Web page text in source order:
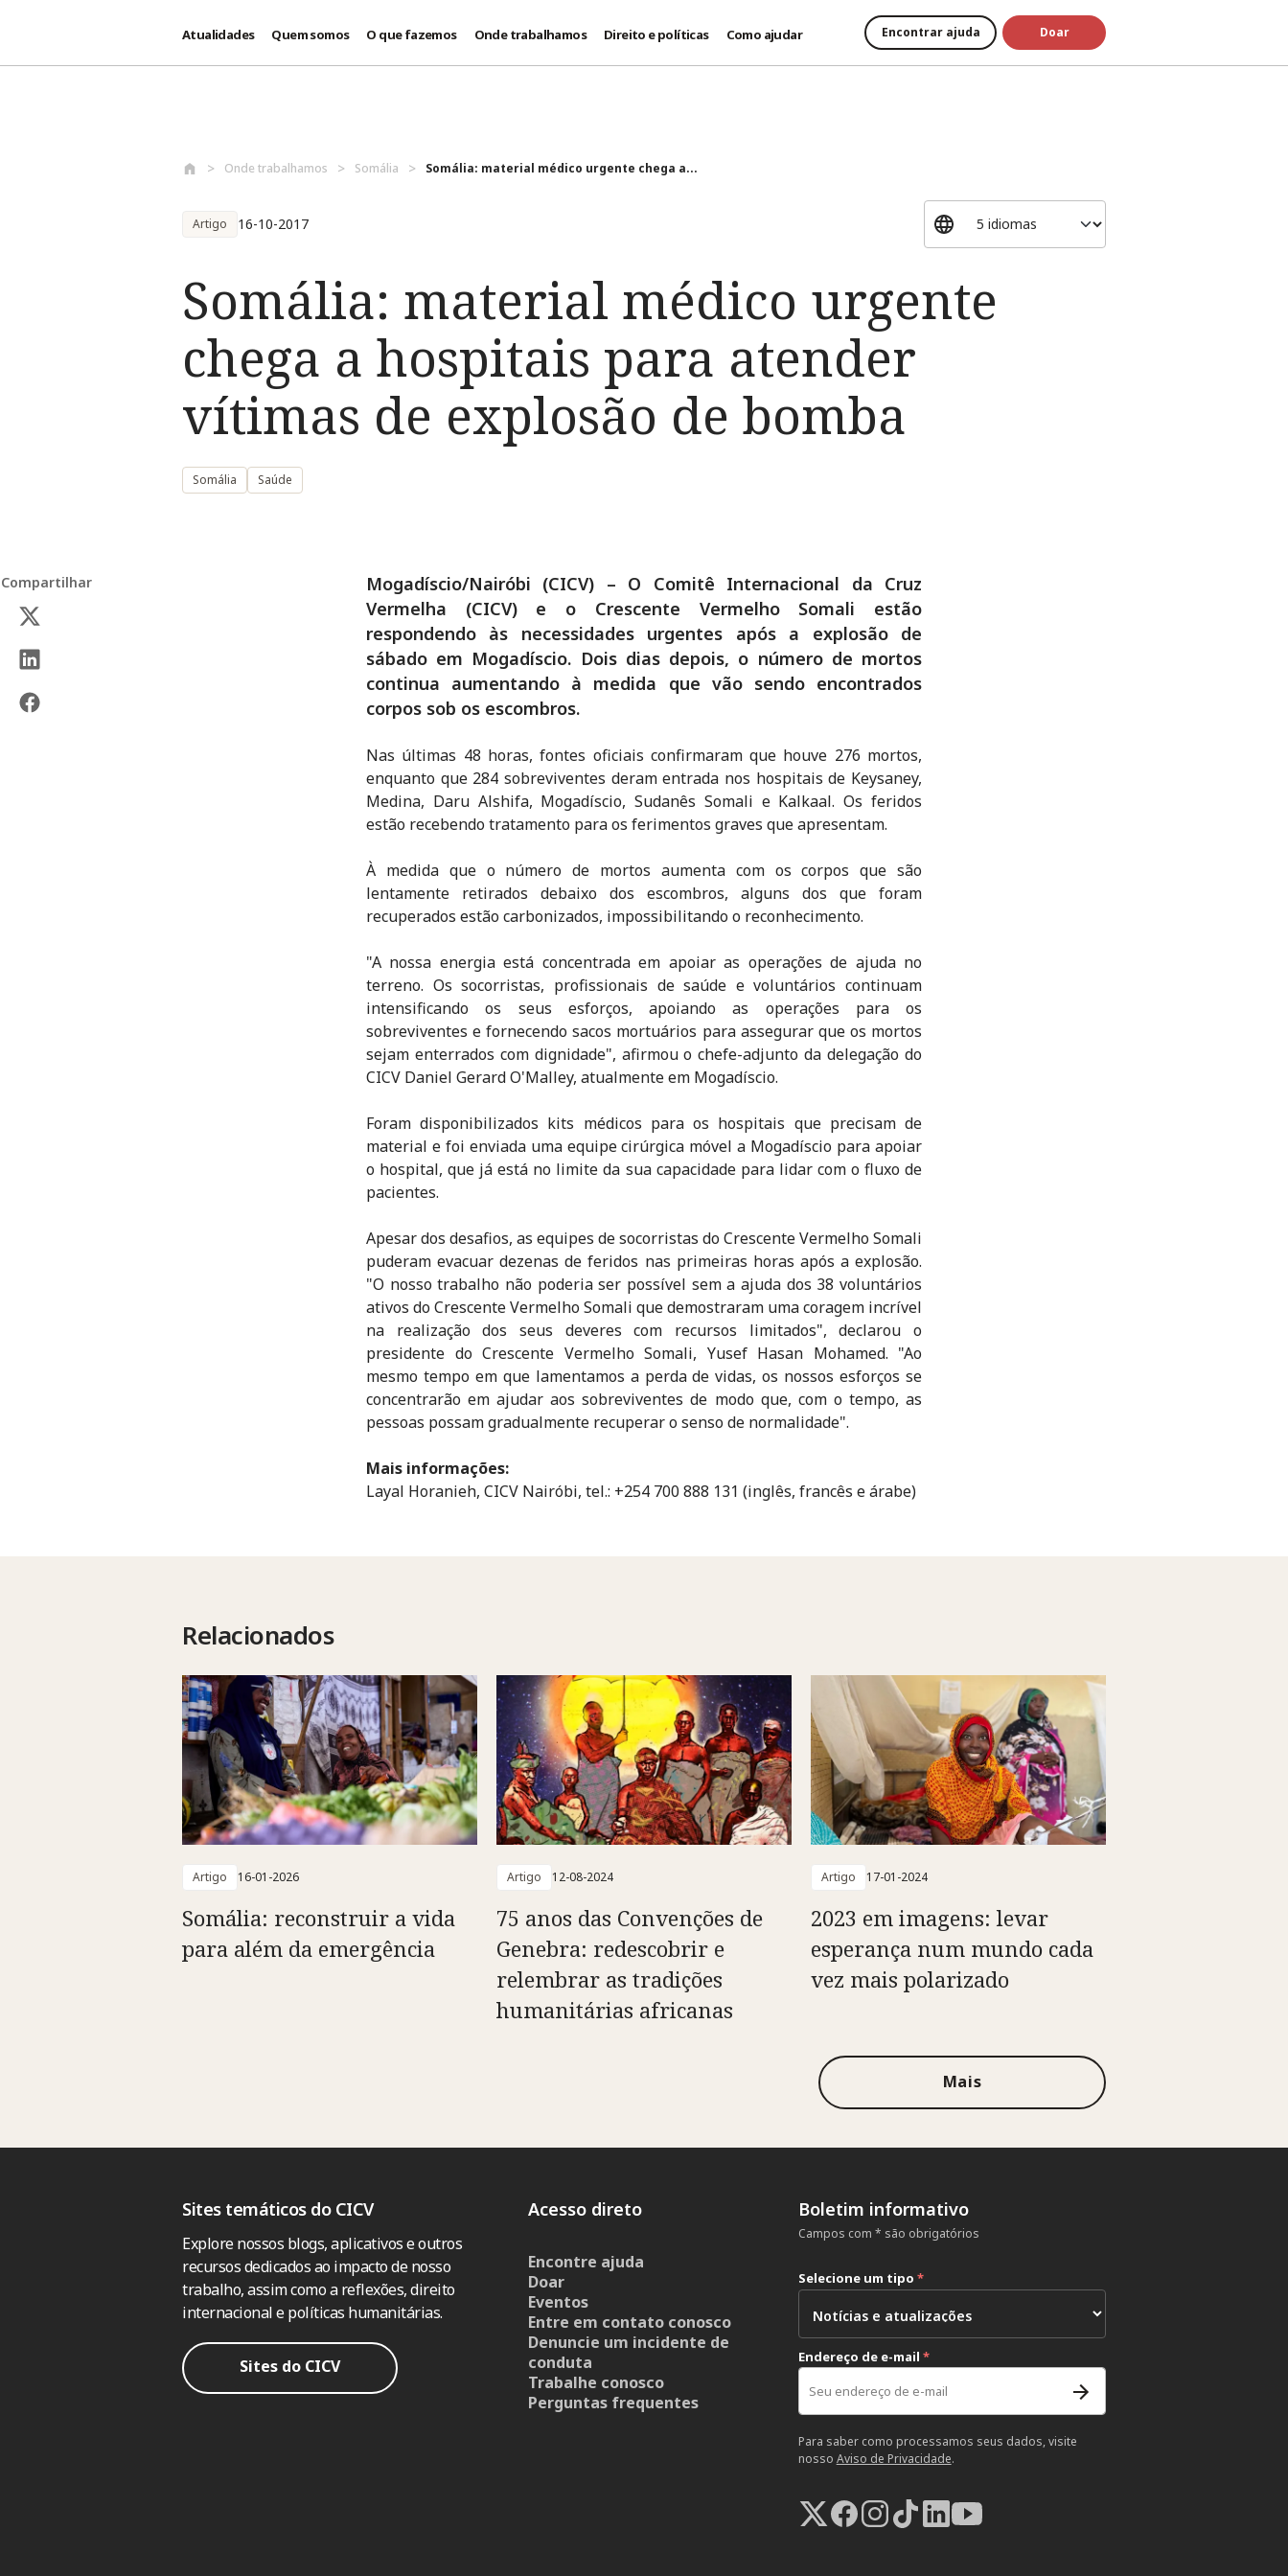
Atualidades Quem somos O que fazemos Onde trabalhamos Direito e políticas Como ajudar Encontrar ajuda Doar
Onde trabalhamos Somália Somália: material médico urgente chega a...
Artigo 16-10-2017
Somália: material médico urgente
chega a hospitais para atender
vítimas de explosão de bomba
Somália Saúde
Compartilhar
Mogadíscio/Nairóbi (CICV) – O Comitê Internacional da Cruz
Vermelha (CICV) e o Crescente Vermelho Somali estão
respondendo às necessidades urgentes após a explosão de
sábado em Mogadíscio. Dois dias depois, o número de mortos
continua aumentando à medida que vão sendo encontrados
corpos sob os escombros.
Nas últimas 48 horas, fontes oficiais confirmaram que houve 276 mortos,
enquanto que 284 sobreviventes deram entrada nos hospitais de Keysaney,
Medina, Daru Alshifa, Mogadíscio, Sudanês Somali e Kalkaal. Os feridos
estão recebendo tratamento para os ferimentos graves que apresentam.
À medida que o número de mortos aumenta com os corpos que são
lentamente retirados debaixo dos escombros, alguns dos que foram
recuperados estão carbonizados, impossibilitando o reconhecimento.
"A nossa energia está concentrada em apoiar as operações de ajuda no
terreno. Os socorristas, profissionais de saúde e voluntários continuam
intensificando os seus esforços, apoiando as operações para os
sobreviventes e fornecendo sacos mortuários para assegurar que os mortos
sejam enterrados com dignidade", afirmou o chefe-adjunto da delegação do
CICV Daniel Gerard O'Malley, atualmente em Mogadíscio.
Foram disponibilizados kits médicos para os hospitais que precisam de
material e foi enviada uma equipe cirúrgica móvel a Mogadíscio para apoiar
o hospital, que já está no limite da sua capacidade para lidar com o fluxo de
pacientes.
Apesar dos desafios, as equipes de socorristas do Crescente Vermelho Somali
puderam evacuar dezenas de feridos nas primeiras horas após a explosão.
"O nosso trabalho não poderia ser possível sem a ajuda dos 38 voluntários
ativos do Crescente Vermelho Somali que demostraram uma coragem incrível
na realização dos seus deveres com recursos limitados", declarou o
presidente do Crescente Vermelho Somali, Yusef Hasan Mohamed. "Ao
mesmo tempo em que lamentamos a perda de vidas, os nossos esforços se
concentrarão em ajudar aos sobreviventes de modo que, com o tempo, as
pessoas possam gradualmente recuperar o senso de normalidade".
Mais informações:
Layal Horanieh, CICV Nairóbi, tel.: +254 700 888 131 (inglês, francês e árabe)
Relacionados
Artigo 16-01-2026
Somália: reconstruir a vida
para além da emergência
Artigo 12-08-2024
75 anos das Convenções de
Genebra: redescobrir e
relembrar as tradições
humanitárias africanas
Artigo 17-01-2024
2023 em imagens: levar
esperança num mundo cada
vez mais polarizado
Mais
Sites temáticos do CICV
Explore nossos blogs, aplicativos e outros
recursos dedicados ao impacto de nosso
trabalho, assim como a reflexões, direito
internacional e políticas humanitárias.
Sites do CICV
Acesso direto
Encontre ajuda
Doar
Eventos
Entre em contato conosco
Denuncie um incidente de
conduta
Trabalhe conosco
Perguntas frequentes
Boletim informativo
Campos com * são obrigatórios
Selecione um tipo *
Endereço de e-mail *
Para saber como processamos seus dados, visite
nosso Aviso de Privacidade.